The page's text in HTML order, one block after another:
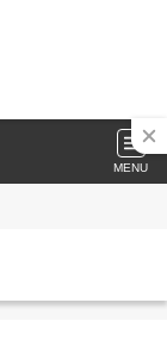
MENU